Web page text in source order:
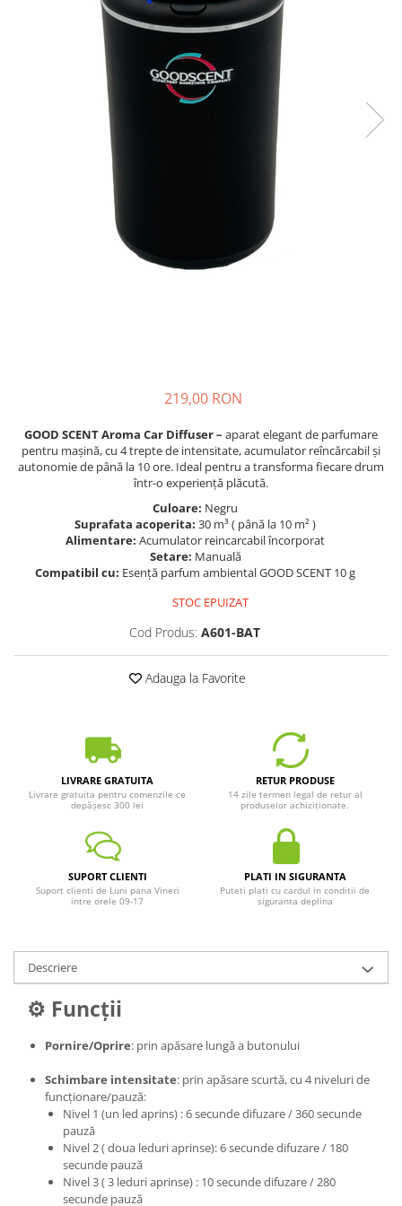
219,00 RON
GOOD SCENT Aroma Car Diffuser – aparat elegant de parfumare
pentru mașină, cu 4 trepte de intensitate, acumulator reîncărcabil și
autonomie de până la 10 ore. Ideal pentru a transforma fiecare drum
într-o experiență plăcută.
Culoare: Negru
Suprafata acoperita: 30 m³ ( până la 10 m² )
Alimentare: Acumulator reincarcabil încorporat
Setare: Manuală
Compatibil cu: Esență parfum ambiental GOOD SCENT 10 g
STOC EPUIZAT
Cod Produs: A601-BAT
Adauga la Favorite
LIVRARE GRATUITA
Livrare gratuita pentru comenzile ce
depășesc 300 lei
RETUR PRODUSE
14 zile termen legal de retur al
produselor achiziționate.
SUPORT CLIENTI
Suport clienti de Luni pana Vineri
intre orele 09-17
PLATI IN SIGURANTA
Puteti plati cu cardul in conditii de
siguranta deplina
Descriere
⚙️ Funcții
Pornire/Oprire: prin apăsare lungă a butonului
Schimbare intensitate: prin apăsare scurtă, cu 4 niveluri de
funcționare/pauză:
Nivel 1 (un led aprins) : 6 secunde difuzare / 360 secunde
pauză
Nivel 2 ( doua leduri aprinse): 6 secunde difuzare / 180
secunde pauză
Nivel 3 ( 3 leduri aprinse) : 10 secunde difuzare / 280
secunde pauză